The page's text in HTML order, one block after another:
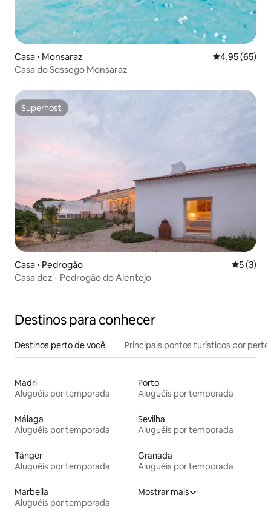
Casa ⋅ Monsaraz 4,95 de uma
4,95 (65)
Casa do Sossego Monsaraz
Superhost
Superhost
Casa ⋅ Pedrogão 5 de
5 (3)
Casa dez - Pedrogão do Alentejo
Destinos para conhecer
Destinos perto de você Principais pontos turísticos por perto
Madri
Aluguéis por temporada
Porto
Aluguéis por temporada
Málaga
Aluguéis por temporada
Sevilha
Aluguéis por temporada
Tânger
Aluguéis por temporada
Granada
Aluguéis por temporada
Marbella
Aluguéis por temporada
Mostrar mais